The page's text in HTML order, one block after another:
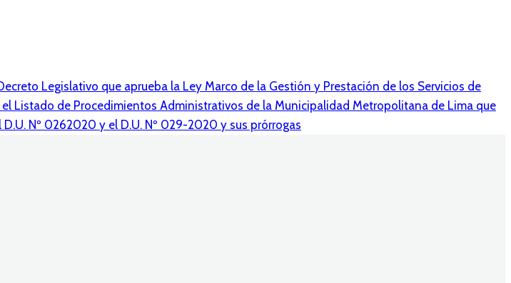
Legislativo que aprueba la Ley Marco de la Gestión y Prestación de los Servicios de
Listado de Procedimientos Administrativos de la Municipalidad Metropolitana de Lima que
Nº 0262020 y el D.U. Nº 029-2020 y sus prórrogas